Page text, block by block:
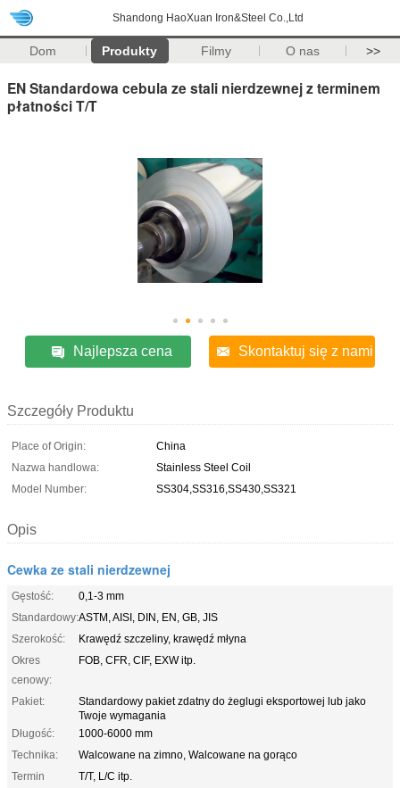
Shandong HaoXuan Iron&Steel Co.,Ltd
Dom Produkty Filmy O nas >>
EN Standardowa cebula ze stali nierdzewnej z terminem
płatności T/T
Najlepsza cena Skontaktuj się z nami
Szczegóły Produktu
Place of Origin:
China
Nazwa handlowa:
Stainless Steel Coil
Model Number:
SS304,SS316,SS430,SS321
Opis
Cewka ze stali nierdzewnej
Gęstość:
0,1-3 mm
Standardowy:ASTM, AISI, DIN, EN, GB, JIS
Szerokość:
Krawędź szczeliny, krawędź młyna
Okres
cenowy:
FOB, CFR, CIF, EXW itp.
Pakiet:
Standardowy pakiet zdatny do żeglugi eksportowej lub jako
Twoje wymagania
Długość:
1000-6000 mm
Technika:
Walcowane na zimno, Walcowane na gorąco
Termin
T/T, L/C itp.